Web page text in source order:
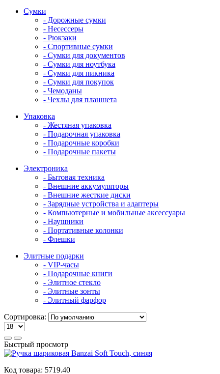
Сумки
- Дорожные сумки
- Несессеры
- Рюкзаки
- Спортивные сумки
- Сумки для документов
- Сумки для ноутбука
- Сумки для пикника
- Сумки для покупок
- Чемоданы
- Чехлы для планшета
Упаковка
- Жестяная упаковка
- Подарочная упаковка
- Подарочные коробки
- Подарочные пакеты
Электроника
- Бытовая техника
- Внешние аккумуляторы
- Внешние жесткие диски
- Зарядные устройства и адаптеры
- Компьютерные и мобильные аксессуары
- Наушники
- Портативные колонки
- Флешки
Элитные подарки
- VIP-часы
- Подарочные книги
- Элитное стекло
- Элитные зонты
- Элитный фарфор
Сортировка:
Быстрый просмотр
Код товара: 5719.40